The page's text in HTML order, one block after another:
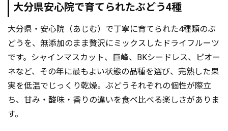
大分県安心院で育てられたぶどう4種
大分県・安心院（あじむ）で丁寧に育てられた4種類のぶ
どうを、無添加のまま贅沢にミックスしたドライフルーツ
です。シャインマスカット、巨峰、BKシードレス、ピオー
ネなど、その年に最もよい状態の品種を選び、完熟した果
実を低温でじっくり乾燥。ぶどうそれぞれの個性が際立
ち、甘み・酸味・香りの違いを食べ比べる楽しさがありま
す。